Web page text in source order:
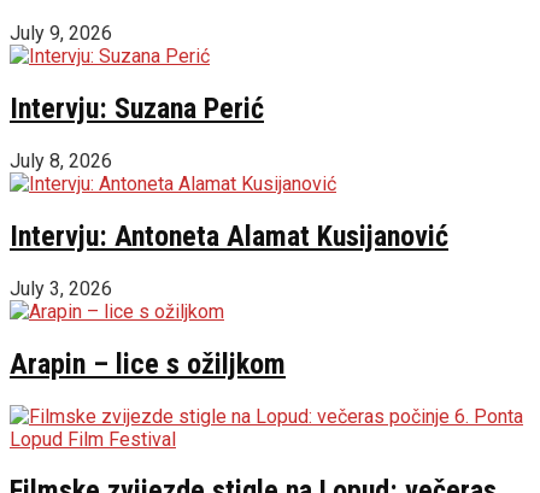
July 9, 2026
Intervju: Suzana Perić
July 8, 2026
Intervju: Antoneta Alamat Kusijanović
July 3, 2026
Arapin – lice s ožiljkom